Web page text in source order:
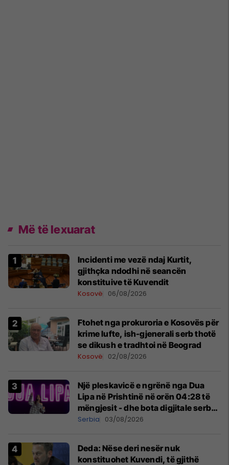
Më të lexuarat
Incidenti me vezë ndaj Kurtit,
gjithçka ndodhi në seancën
konstituive të Kuvendit
Kosovë 06/08/2026
Ftohet nga prokuroria e Kosovës për
krime lufte, ish-gjenerali serb thotë
se dikush e tradhtoi në Beograd
Kosovë 02/08/2026
Një pleskavicë e ngrënë nga Dua
Lipa në Prishtinë në orën 04:28 të
mëngjesit - dhe bota digjitale serbe
shpall gjendjen e luftës
Serbia 03/08/2026
Deda: Nëse deri nesër nuk
konstituohet Kuvendi, të gjithë